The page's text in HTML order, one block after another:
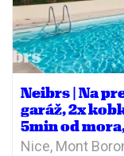
Neibrs | Na
garáž, 2x
5min od
Nice, Mont